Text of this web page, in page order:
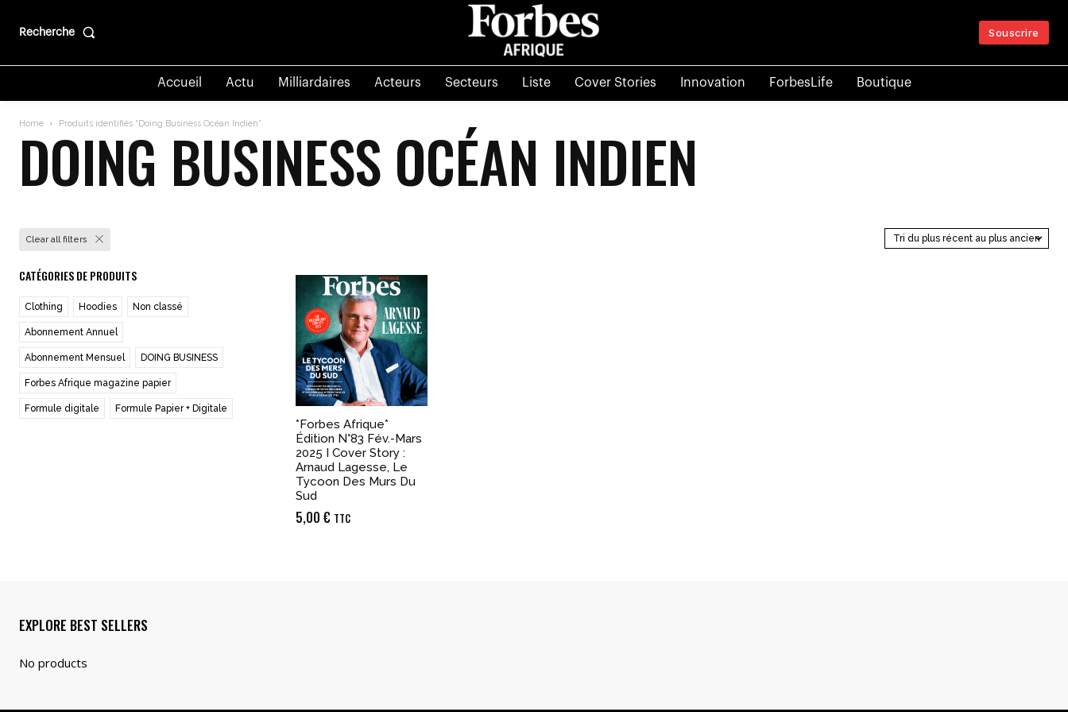
Recherche Souscrire
Accueil Actu Milliardaires Acteurs Secteurs Liste Cover Stories Innovation ForbesLife Boutique
Home Produits identifiés “Doing Business Océan Indien”
DOING BUSINESS OCÉAN INDIEN
Clear all filters
CATÉGORIES DE PRODUITS
Clothing Hoodies Non classé
Abonnement Annuel
Abonnement Mensuel DOING BUSINESS
Forbes Afrique magazine papier
Formule digitale Formule Papier + Digitale
*Forbes Afrique*
Édition N°83 Fév.-Mars
2025 I Cover Story :
Arnaud Lagesse, Le
Tycoon Des Murs Du
Sud
5,00 € TTC
EXPLORE BEST SELLERS